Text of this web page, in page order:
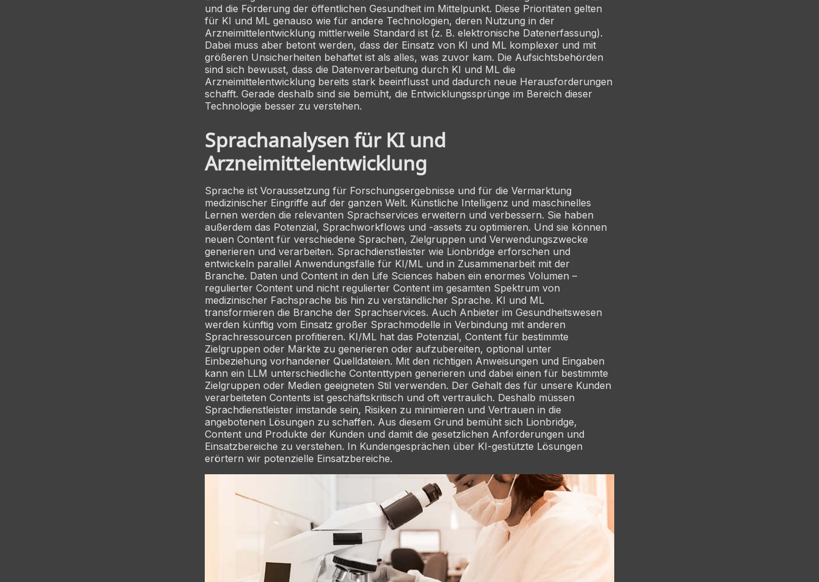
und die Förderung der öffentlichen Gesundheit im Mittelpunkt. Diese Prioritäten gelten
für KI und ML genauso wie für andere Technologien, deren Nutzung in der
Arzneimittelentwicklung mittlerweile Standard ist (z. B. elektronische Datenerfassung).
Dabei muss aber betont werden, dass der Einsatz von KI und ML komplexer und mit
größeren Unsicherheiten behaftet ist als alles, was zuvor kam. Die Aufsichtsbehörden
sind sich bewusst, dass die Datenverarbeitung durch KI und ML die
Arzneimittelentwicklung bereits stark beeinflusst und dadurch neue Herausforderungen
schafft. Gerade deshalb sind sie bemüht, die Entwicklungssprünge im Bereich dieser
Technologie besser zu verstehen.
Sprachanalysen für KI und
Arzneimittelentwicklung
Sprache ist Voraussetzung für Forschungsergebnisse und für die Vermarktung
medizinischer Eingriffe auf der ganzen Welt. Künstliche Intelligenz und maschinelles
Lernen werden die relevanten Sprachservices erweitern und verbessern. Sie haben
außerdem das Potenzial, Sprachworkflows und -assets zu optimieren. Und sie können
neuen Content für verschiedene Sprachen, Zielgruppen und Verwendungszwecke
generieren und verarbeiten. Sprachdienstleister wie Lionbridge erforschen und
entwickeln parallel Anwendungsfälle für KI/ML und in Zusammenarbeit mit der
Branche. Daten und Content in den Life Sciences haben ein enormes Volumen –
regulierter Content und nicht regulierter Content im gesamten Spektrum von
medizinischer Fachsprache bis hin zu verständlicher Sprache. KI und ML
transformieren die Branche der Sprachservices. Auch Anbieter im Gesundheitswesen
werden künftig vom Einsatz großer Sprachmodelle in Verbindung mit anderen
Sprachressourcen profitieren. KI/ML hat das Potenzial, Content für bestimmte
Zielgruppen oder Märkte zu generieren oder aufzubereiten, optional unter
Einbeziehung vorhandener Quelldateien. Mit den richtigen Anweisungen und Eingaben
kann ein LLM unterschiedliche Contenttypen generieren und dabei einen für bestimmte
Zielgruppen oder Medien geeigneten Stil verwenden. Der Gehalt des für unsere Kunden
verarbeiteten Contents ist geschäftskritisch und oft vertraulich. Deshalb müssen
Sprachdienstleister imstande sein, Risiken zu minimieren und Vertrauen in die
angebotenen Lösungen zu schaffen. Aus diesem Grund bemüht sich Lionbridge,
Content und Produkte der Kunden und damit die gesetzlichen Anforderungen und
Einsatzbereiche zu verstehen. In Kundengesprächen über KI-gestützte Lösungen
erörtern wir potenzielle Einsatzbereiche.